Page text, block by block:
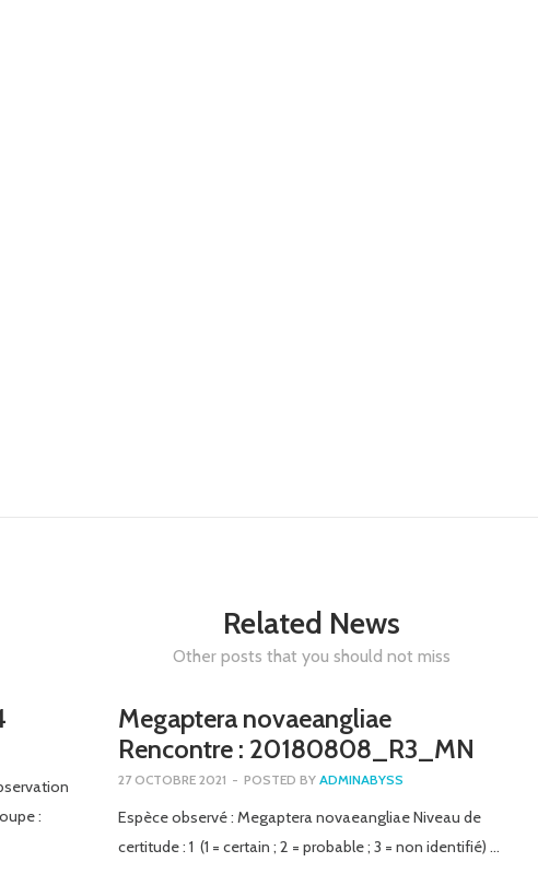
Related News
Other posts that you should not miss
:
Megaptera novaeangliae
Rencontre : 20180808_R3_MN
27 OCTOBRE 2021 - POSTED BY ADMINABYSS
Espèce observé : Megaptera novaeangliae Niveau de
certitude : 1 (1 = certain ; 2 = probable ; 3 = non identifié) …